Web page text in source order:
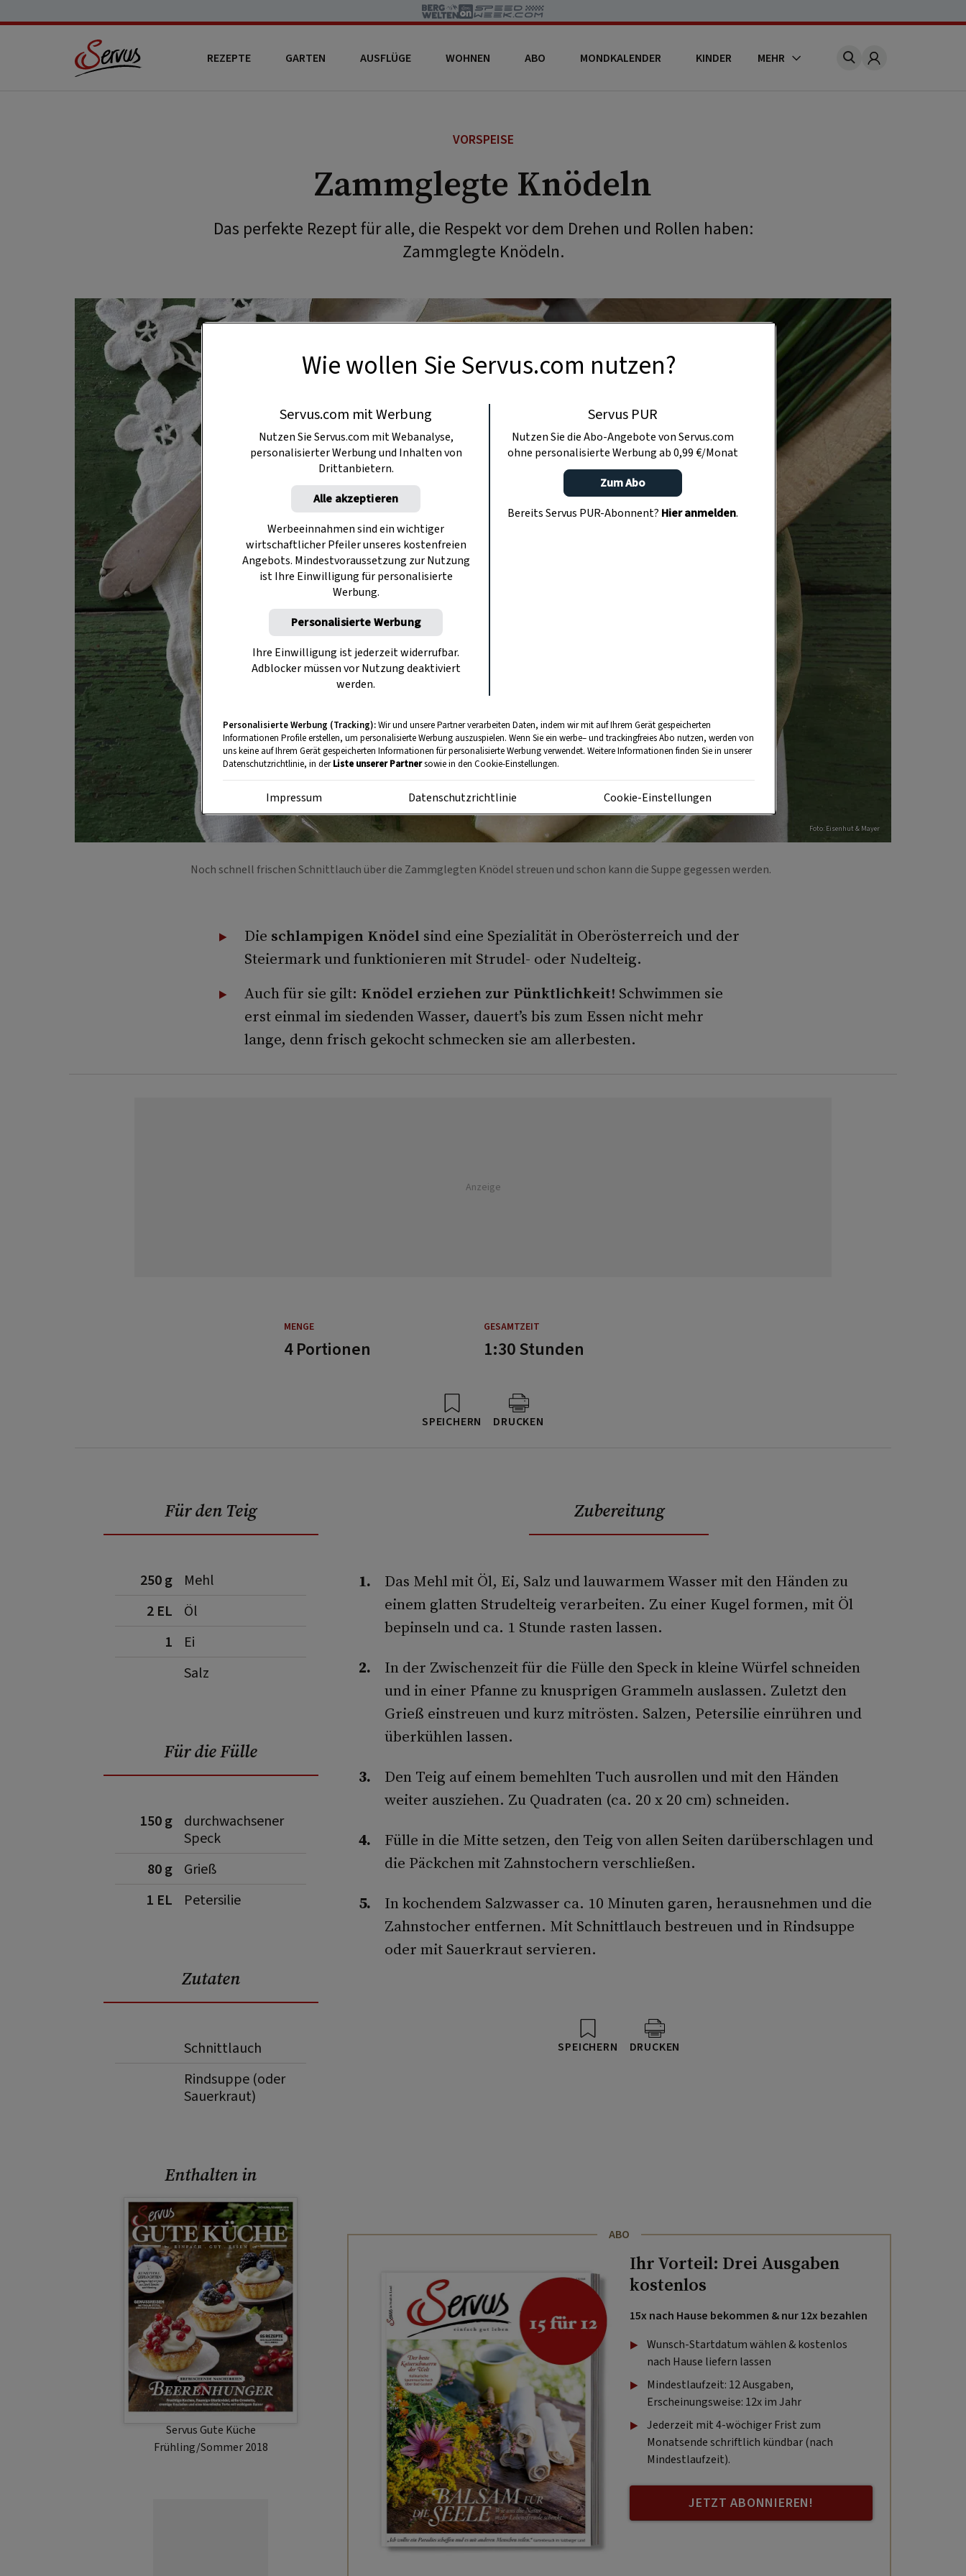
REZEPTE GARTEN AUSFLÜGE WOHNEN ABO MONDKALENDER KINDER MEHR Account
VORSPEISE
Zammglegte Knödeln
Das perfekte Rezept für alle, die Respekt vor dem Drehen und Rollen haben:
Zammglegte Knödeln.
Foto: Eisenhut & Mayer
Noch schnell frischen Schnittlauch über die Zammglegten Knödel streuen und schon kann die Suppe gegessen werden.
Die schlampigen Knödel sind eine Spezialität in Oberösterreich und der
Steiermark und funktionieren mit Strudel- oder Nudelteig.
Auch für sie gilt: Knödel erziehen zur Pünktlichkeit! Schwimmen sie
erst einmal im siedenden Wasser, dauert’s bis zum Essen nicht mehr
lange, denn frisch gekocht schmecken sie am allerbesten.
Anzeige
MENGE GESAMTZEIT
4 Portionen 1:30 Stunden
SPEICHERN DRUCKEN
Für den Teig
250 g
Mehl
2 EL
Öl
1
Ei
Salz
Für die Fülle
150 g
durchwachsener
Speck
80 g
Grieß
1 EL
Petersilie
Zutaten
Schnittlauch
Rindsuppe (oder
Sauerkraut)
Enthalten in
Servus Gute Küche
Frühling/Sommer 2018
Zubereitung
Das Mehl mit Öl, Ei, Salz und lauwarmem Wasser mit den Händen zu
einem glatten Strudelteig verarbeiten. Zu einer Kugel formen, mit Öl
bepinseln und ca. 1 Stunde rasten lassen.
In der Zwischenzeit für die Fülle den Speck in kleine Würfel schneiden
und in einer Pfanne zu knusprigen Grammeln auslassen. Zuletzt den
Grieß einstreuen und kurz mitrösten. Salzen, Petersilie einrühren und
überkühlen lassen.
Den Teig auf einem bemehlten Tuch ausrollen und mit den Händen
weiter ausziehen. Zu Quadraten (ca. 20 x 20 cm) schneiden.
Fülle in die Mitte setzen, den Teig von allen Seiten darüberschlagen und
die Päckchen mit Zahnstochern verschließen.
In kochendem Salzwasser ca. 10 Minuten garen, herausnehmen und die
Zahnstocher entfernen. Mit Schnittlauch bestreuen und in Rindsuppe
oder mit Sauerkraut servieren.
SPEICHERN DRUCKEN
ABO
Ihr Vorteil: Drei Ausgaben
kostenlos
15x nach Hause bekommen & nur 12x bezahlen
Wunsch-Startdatum wählen & kostenlos
nach Hause liefern lassen
Mindestlaufzeit: 12 Ausgaben,
Erscheinungsweise: 12x im Jahr
Jederzeit mit 4-wöchiger Frist zum
Monatsende schriftlich kündbar (nach
Mindestlaufzeit).
JETZT ABONNIEREN!
Wie wollen Sie Servus.com nutzen?
Servus.com mit Werbung
Nutzen Sie Servus.com mit Webanalyse,
personalisierter Werbung und Inhalten von
Drittanbietern.
Alle akzeptieren
Werbeeinnahmen sind ein wichtiger
wirtschaftlicher Pfeiler unseres kostenfreien
Angebots. Mindestvoraussetzung zur Nutzung
ist Ihre Einwilligung für personalisierte
Werbung.
Personalisierte Werbung
Ihre Einwilligung ist jederzeit widerrufbar.
Adblocker müssen vor Nutzung deaktiviert
werden.
Servus PUR
Nutzen Sie die Abo-Angebote von Servus.com
ohne personalisierte Werbung ab 0,99 €/Monat
Zum Abo
Bereits Servus PUR-Abonnent? Hier anmelden.
Personalisierte Werbung (Tracking):Wir und unsere Partner verarbeiten Daten, indem wir mit auf Ihrem Gerät gespeicherten
Informationen Profile erstellen, um personalisierte Werbung auszuspielen. Wenn Sie ein werbe– und trackingfreies Abo nutzen, werden von
uns keine auf Ihrem Gerät gespeicherten Informationen für personalisierte Werbung verwendet. Weitere Informationen finden Sie in unserer
Datenschutzrichtlinie, in derListe unserer Partnersowie in den Cookie-Einstellungen.
Impressum Datenschutzrichtlinie Cookie-Einstellungen